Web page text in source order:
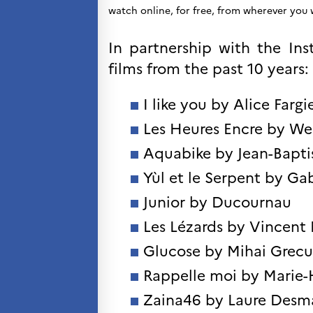
Kurs og seminarer
UNIVERSITETER
Høyere utdanning og
Studere i Frankrike
Campus France Norge på reise i
Frankrike
Studere i Norge
Doktorgrader og
postdoktorstillinger i
Frankrike
Studiestipender
French+Sciences
French+Gastronomy and
French+Hospitality
Testimonials
For institusjoner
France Alumni
watch online, for free, from wherever you
In partnership with the
films from the past 10 years:
I like you by Alice
Les Heures Encre by
Aquabike by Jean-
Yùl et le Serpent by
Junior by Ducournau
Les Lézards by
Glucose by Mihai Grecu
Rappelle moi by
Zaina46 by Laure